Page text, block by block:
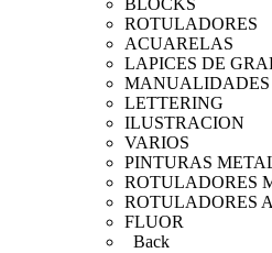
BLOCKS
ROTULADORES
ACUARELAS
LAPICES DE
MANUALIDADES
LETTERING
ILUSTRACION
VARIOS
PINTURAS
ROTULADORES
ROTULADORES
FLUOR
Back